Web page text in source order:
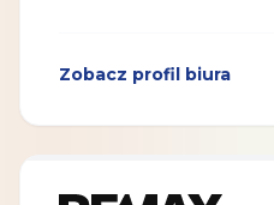
Zobacz profil biura